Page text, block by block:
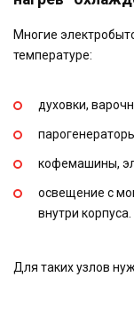
Многие
температуре:
духовки,
кофемашины,
освещение с
внутри корпуса.
Для таких узлов